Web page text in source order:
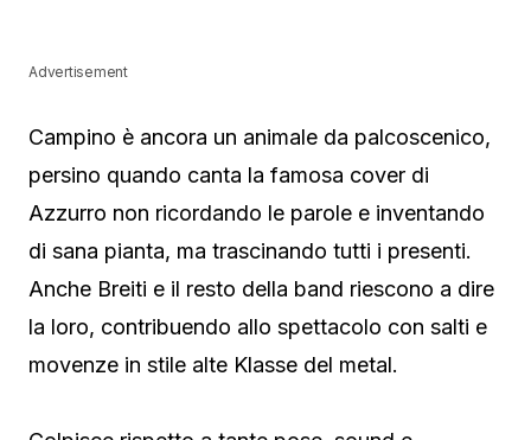
Advertisement
Campino è ancora un animale da palcoscenico,
persino quando canta la famosa cover di
Azzurro non ricordando le parole e inventando
di sana pianta, ma trascinando tutti i presenti.
Anche Breiti e il resto della band riescono a dire
la loro, contribuendo allo spettacolo con salti e
movenze in stile alte Klasse del metal.